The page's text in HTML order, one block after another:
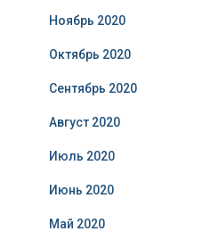
Ноябрь 2020
Октябрь 2020
Сентябрь 2020
Август 2020
Июль 2020
Июнь 2020
Май 2020